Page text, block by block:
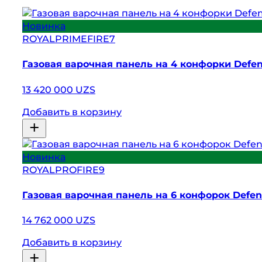
Новинка
ROYALPRIMEFIRE7
Газовая варочная панель на 4 конфорки
13 420 000 UZS
Добавить в корзину
Новинка
ROYALPROFIRE9
Газовая варочная панель на 6 конфорок
14 762 000 UZS
Добавить в корзину